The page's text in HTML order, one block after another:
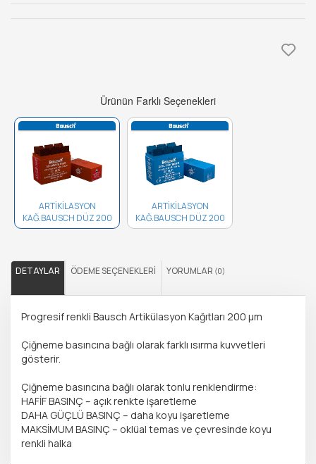
Ürünün Farklı Seçenekleri
ARTİKİLASYON
KAĞ.BAUSCH DÜZ 200
MİK. KIRMIZI BK 02..
ARTİKİLASYON
KAĞ.BAUSCH DÜZ 200
MİK. MAVİ BK 01..
DETAYLAR ÖDEME SEÇENEKLERI YORUMLAR (0)
Progresif renkli Bausch Artikülasyon Kağıtları 200 μm
Çiğneme basıncına bağlı olarak farklı ısırma kuvvetleri
gösterir.
Çiğneme basıncına bağlı olarak tonlu renklendirme:
HAFİF BASINÇ – açık renkte işaretleme
DAHA GÜÇLÜ BASINÇ – daha koyu işaretleme
MAKSİMUM BASINÇ – oklüal temas ve çevresinde koyu
renkli halka